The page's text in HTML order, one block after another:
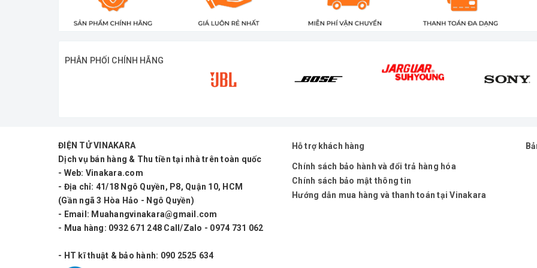
Ngõ cắm nhạc cụ : Có (6.5mm)
Đài FM : Có
Thời lượng pin : 4 – 8 giờ
Nguồn điện : bình ắc quy 12V
Trọng lượng : KG
PHÂN PHỐI CHÍNH HÃNG
ĐIỆN TỬ VINAKARA
Dịch vụ bán hàng & Thu tiền tại nhà trên toàn quốc
- Web: Vinakara.com
- Địa chỉ: 41/18 Ngô Quyền, P8, Quận 10, HCM
(Gần ngã 3 Hòa Hảo - Ngô Quyền)
- Email: Muahangvinakara@gmail.com
- Mua hàng: 0932 671 248 Call/Zalo - 0974 731 062
- HT kĩ thuật & bảo hành: 090 2525 634
Hỗ trợ khách hàng
Chính sách bảo hành và đổi trả hàng hóa
Chính sách bảo mật thông tin
Hướng dẫn mua hàng và thanh toán tại Vinakara